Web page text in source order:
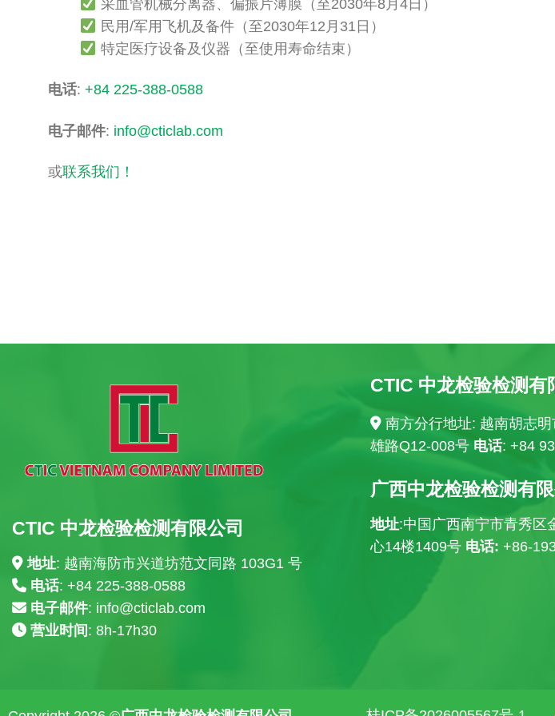
采血管机械分离器、偏振片薄膜（至2030年8月4日）
民用/军用飞机及备件（至2030年12月31日）
特定医疗设备及仪器（至使用寿命结束）
电话: +84 225-388-0588
电子邮件: info@cticlab.com
或联系我们！
CTIC 中龙检验检测有限公司
地址: 越南海防市兴道坊范文同路 103G1 号
电话: +84 225-388-0588
电子邮件: info@cticlab.com
营业时间 : 8h-17h30
CTIC 中龙检验检测有
南方分行地址: 越南胡志
雄路Q12-008号 电话: +84
广西中龙检验检测有
地址:中国广西南宁市青秀区
心14楼1409号 电话: +86-